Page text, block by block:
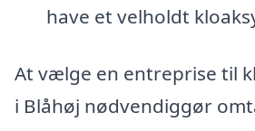
have et velholdt
At vælge en entreprise til
i Blåhøj nødvendiggør